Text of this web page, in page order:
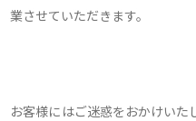
業させていただきます。
お客様にはご迷惑をおかけい